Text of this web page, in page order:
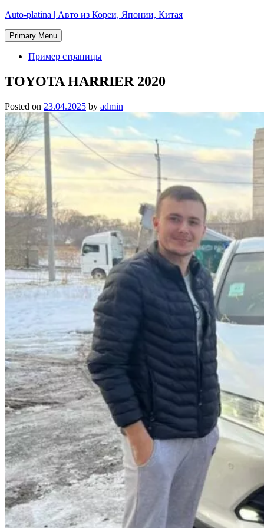
Skip
content
Auto-platina | Авто из Кореи, Японии, Китая
Primary Menu
Пример страницы
TOYOTA HARRIER 2020
Posted on 23.04.2025 by admin